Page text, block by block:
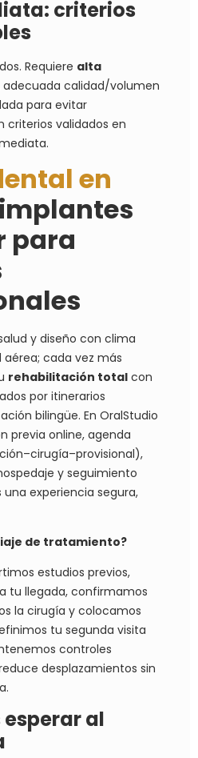
criterios
Requiere alta
adecuada calidad/volumen
para evitar
criterios validados en
en
para
y diseño con clima
cada vez más
rehabilitación total con
por itinerarios
bilingüe. En OralStudio
previa online, agenda
y seguimiento
experiencia segura,
de tratamiento?
estudios previos,
tu llegada, confirmamos
la cirugía y colocamos
tu segunda visita
controles
desplazamientos sin
esperar al